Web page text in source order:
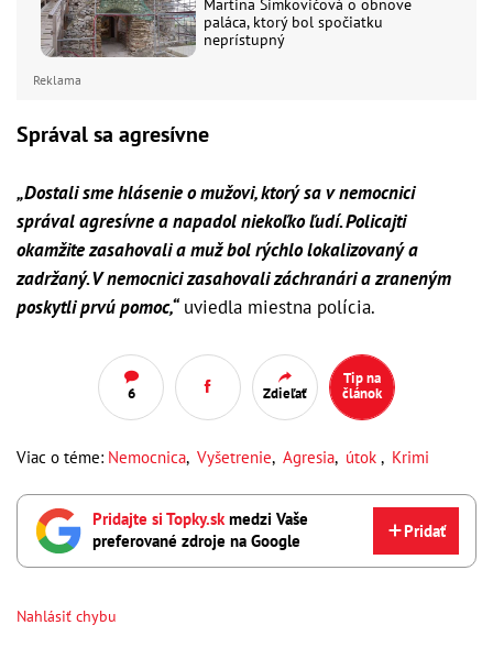
Martina Šimkovičová o obnove
paláca, ktorý bol spočiatku
neprístupný
Reklama
Správal sa agresívne
„Dostali sme hlásenie o mužovi, ktorý sa v nemocnici
správal agresívne a napadol niekoľko ľudí. Policajti
okamžite zasahovali a muž bol rýchlo lokalizovaný a
zadržaný. V nemocnici zasahovali záchranári a zraneným
poskytli prvú pomoc,“uviedla miestna polícia.
6 Zdieľať
Tip na
článok
Viac o téme: Nemocnica, Vyšetrenie, Agresia, útok , Krimi
Pridajte si Topky.skmedzi Vaše
preferované zdroje na Google
Pridať
Nahlásiť chybu